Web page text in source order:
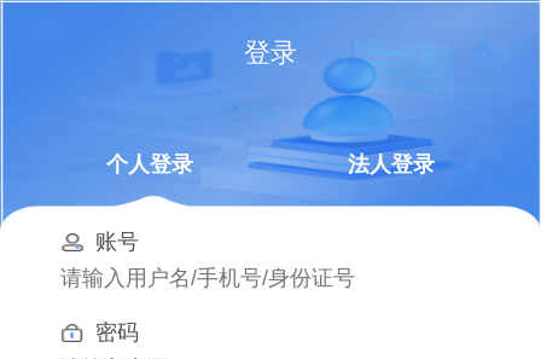
登录
个人登录 法人登录
账号
密码